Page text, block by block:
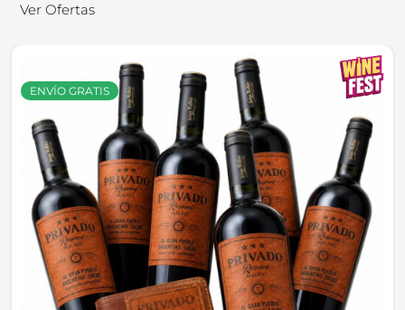
Ver Ofertas
ENVÍO GRATIS